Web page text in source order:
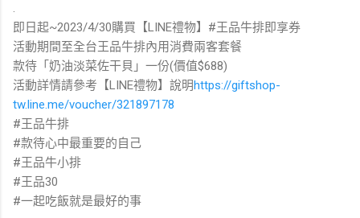
.
即日起~2023/4/30購買【LINE禮物】#王品牛排即享券
活動期間至全台王品牛排內用消費兩客套餐
款待「奶油淡菜佐干貝」一份(價值$688)
活動詳情請參考【LINE禮物】說明https://giftshop-
tw.line.me/voucher/321897178
#王品牛排
#款待心中最重要的自己
#王品牛小排
#王品30
#一起吃飯就是最好的事